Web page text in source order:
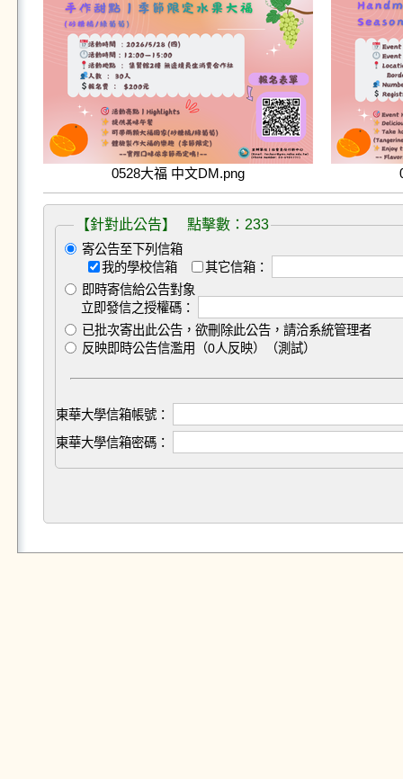
0528大福 中文DM.png
【針對此公告】 點擊數：233
寄公告至下列信箱
我的學校信箱
其它信箱：
即時寄信給公告對象
立即發信之授權碼：
已批次寄出此公告，欲刪除此公告，請洽系統管理者
反映即時公告信濫用（0人反映）（測試）
東華大學信箱帳號：
東華大學信箱密碼：